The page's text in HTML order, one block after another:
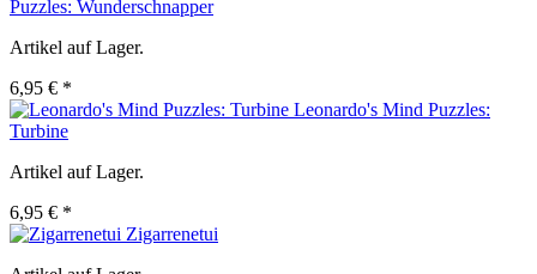
Puzzles: Wunderschnapper
Artikel auf Lager.
6,95 € *
Leonardo's Mind Puzzles:
Turbine
Artikel auf Lager.
6,95 € *
Zigarrenetui